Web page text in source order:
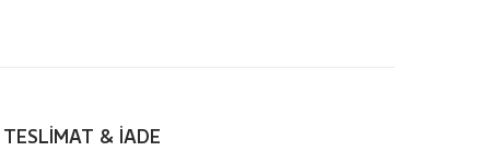
TESLİMAT & İADE